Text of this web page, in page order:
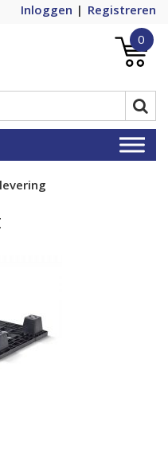
Inloggen
Registreren
0